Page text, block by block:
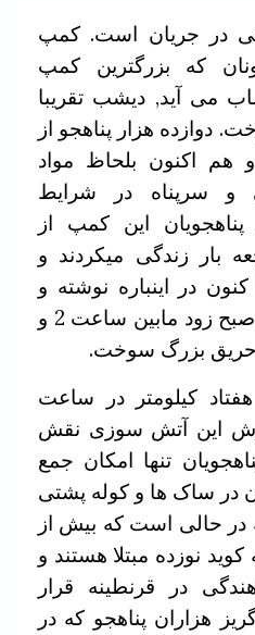
در جریان است. کمپ
که بزرگترین کمپ
می آید, دیشب تقریبا
دوازده هزار پناهجو از
هم اکنون بلحاظ مواد
و سرپناه در شرایط
این کمپ از
بار زندگی میکردند و
در اینباره نوشته و
منتشر شده بود. امروز صبح زود مابین ساعت 2 و
کیلومتر در ساعت
این آتش سوزی نقش
تنها امکان جمع
در ساک ها و کوله پشتی
در حالی است که بیش از
نوزده مبتلا هستند و
در قرنطینه قرار
هزاران پناهجو که در